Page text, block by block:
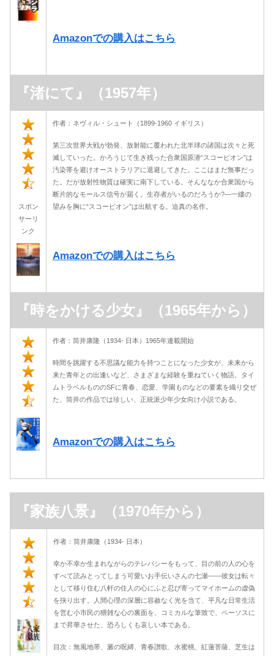
Amazonでの購入はこちら
『渚にて』（1957年）
スポン
サーリ
ンク
作者：ネヴィル・シュート（1899-1960 イギリス）
第三次世界大戦が勃発、放射能に覆われた北半球の諸国は次々と死
滅していった。かろうじて生き残った合衆国原潜“スコーピオン”は
汚染帯を避けオーストラリアに退避してきた。ここはまだ無事だっ
た。だが放射性物質は確実に南下している。そんななか合衆国から
断片的なモールス信号が届く。生存者がいるのだろうか?―一縷の
望みを胸に“スコーピオン”は出航する。迫真の名作。
Amazonでの購入はこちら
『時をかける少女』（1965年から）
作者：筒井康隆（1934- 日本）1965年連載開始
時間を跳躍する不思議な能力を持つことになった少女が、未来から
来た青年との出逢いなど、さまざまな経験を重ねていく物語。タイ
ムトラベルもののSFに青春、恋愛、学園ものなどの要素を織り交ぜ
た、筒井の作品では珍しい、正統派少年少女向け小説である。
Amazonでの購入はこちら
『家族八景』（1970年から）
作者：筒井康隆（1934- 日本）
幸か不幸か生まれながらのテレパシーをもって、目の前の人の心を
すべて読みとってしまう可愛いお手伝いさんの七瀬――彼女は転々
として移り住む八軒の住人の心にふと忍び寄ってマイホームの虚偽
を抉り出す。人間心理の深層に容赦なく光を当て、平凡な日常生活
を営む小市民の猥雑な心の裏面を、コミカルな筆致で、ペーソスに
まで昇華させた、恐ろしくも哀しい本である。
目次：無風地帯、澱の呪縛、青春讃歌、水蜜桃、紅蓮菩薩、芝生は